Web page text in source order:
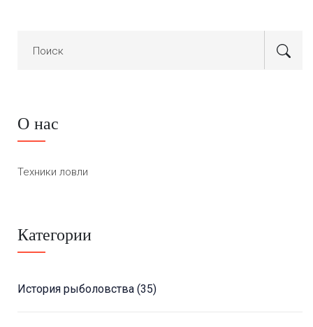
О нас
Техники ловли
Категории
История рыболовства (35)